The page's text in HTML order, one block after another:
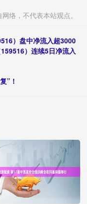
络，不代表本站观点。
）盘中净流入超3000
）连续5日净流入
”！